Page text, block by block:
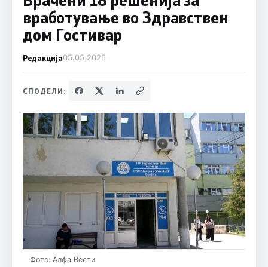
вработување во Здравствен
дом Гостивар
Редакција05.05.2026
СПОДЕЛИ:
Фото: Алфа Вести